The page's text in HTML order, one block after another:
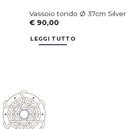
Vassoio tondo Ø 37cm Silver
€90,00
LEGGI TUTTO